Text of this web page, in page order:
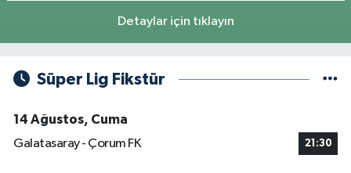
Detaylar için tıklayın
Süper Lig Fikstür
14 Ağustos, Cuma
Galatasaray - Çorum FK
21:30